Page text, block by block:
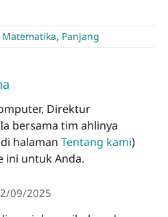
Matematika, Panjang
Direktur
bersama tim ahlinya
halaman Tentang kami)
ini untuk Anda.
09/2025